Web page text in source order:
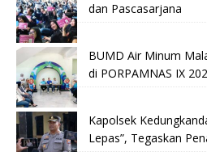
dan Pascasarjana
BUMD Air Minum
di PORPAMNAS IX
Kapolsek
Lepas”, Tegaskan